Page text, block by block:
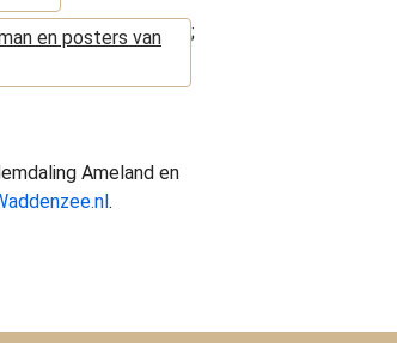
en posters van
;
Ameland en
.